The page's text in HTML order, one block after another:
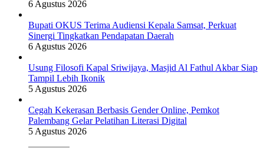
6 Agustus 2026
Bupati OKUS Terima Audiensi Kepala Samsat, Perkuat
Sinergi Tingkatkan Pendapatan Daerah
6 Agustus 2026
Usung Filosofi Kapal Sriwijaya, Masjid Al Fathul Akbar Siap
Tampil Lebih Ikonik
5 Agustus 2026
Cegah Kekerasan Berbasis Gender Online, Pemkot
Palembang Gelar Pelatihan Literasi Digital
5 Agustus 2026